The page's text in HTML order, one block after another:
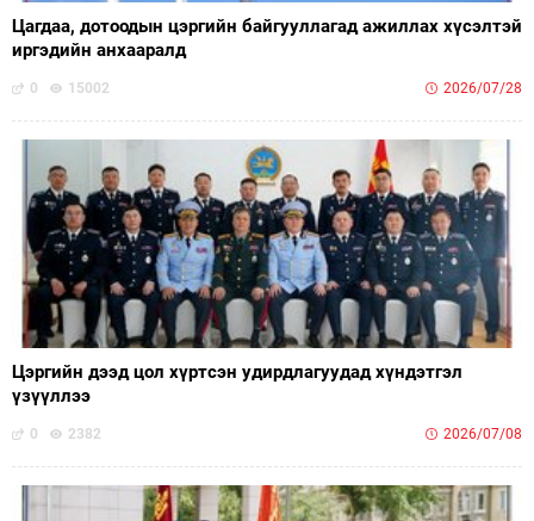
Цагдаа, дотоодын цэргийн байгууллагад ажиллах хүсэлтэй
иргэдийн анхааралд
0 15002 2026/07/28
Цэргийн дээд цол хүртсэн удирдлагуудад хүндэтгэл
үзүүллээ
0 2382 2026/07/08